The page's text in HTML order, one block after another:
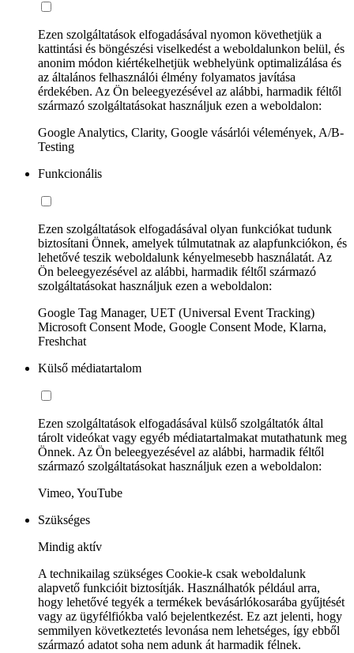
Ezen szolgáltatások elfogadásával nyomon követhetjük a
kattintási és böngészési viselkedést a weboldalunkon belül, és
anonim módon kiértékelhetjük webhelyünk optimalizálása és
az általános felhasználói élmény folyamatos javítása
érdekében. Az Ön beleegyezésével az alábbi, harmadik féltől
származó szolgáltatásokat használjuk ezen a weboldalon:
Google Analytics, Clarity, Google vásárlói vélemények, A/B-
Testing
Funkcionális
Ezen szolgáltatások elfogadásával olyan funkciókat tudunk
biztosítani Önnek, amelyek túlmutatnak az alapfunkciókon, és
lehetővé teszik weboldalunk kényelmesebb használatát. Az
Ön beleegyezésével az alábbi, harmadik féltől származó
szolgáltatásokat használjuk ezen a weboldalon:
Google Tag Manager, UET (Universal Event Tracking)
Microsoft Consent Mode, Google Consent Mode, Klarna,
Freshchat
Külső médiatartalom
Ezen szolgáltatások elfogadásával külső szolgáltatók által
tárolt videókat vagy egyéb médiatartalmakat mutathatunk meg
Önnek. Az Ön beleegyezésével az alábbi, harmadik féltől
származó szolgáltatásokat használjuk ezen a weboldalon:
Vimeo, YouTube
Szükséges
Mindig aktív
A technikailag szükséges Cookie-k csak weboldalunk
alapvető funkcióit biztosítják. Használhatók például arra,
hogy lehetővé tegyék a termékek bevásárlókosarába gyűjtését
vagy az ügyfélfiókba való bejelentkezést. Ez azt jelenti, hogy
semmilyen következtetés levonása nem lehetséges, így ebből
származó adatot soha nem adunk át harmadik félnek.